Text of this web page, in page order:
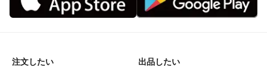
注文したい 出品したい